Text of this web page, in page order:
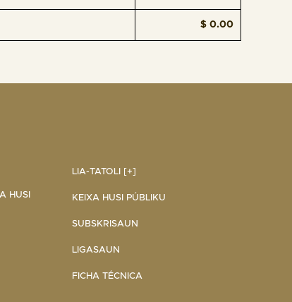
$ 0.00
HUSI
LIA-TATOLI [+]
KEIXA HUSI PÚBLIKU
SUBSKRISAUN
LIGASAUN
FICHA TÉCNICA